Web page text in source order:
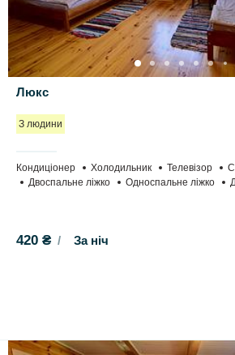
Люкс
З людини
Кондиціонер Холодильник Телевізор
Двоспальне ліжко
Односпальне ліжко
420 ₴ За ніч